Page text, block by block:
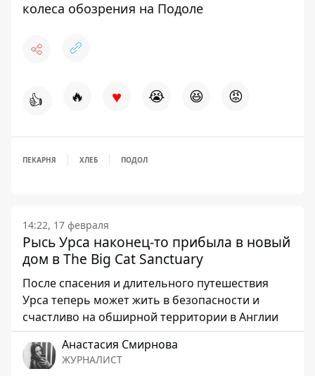
колеса обозрения на Подоле
👍 🔥 ♥ 😭 😆 😡
ПЕКАРНЯ ХЛЕБ ПОДОЛ
14:22, 17 февраля
Рысь Урса наконец-то прибыла в новый
дом в The Big Cat Sanctuary
После спасения и длительного путешествия
Урса теперь может жить в безопасности и
счастливо на обширной территории в Англии
Анастасия Смирнова
ЖУРНАЛИСТ